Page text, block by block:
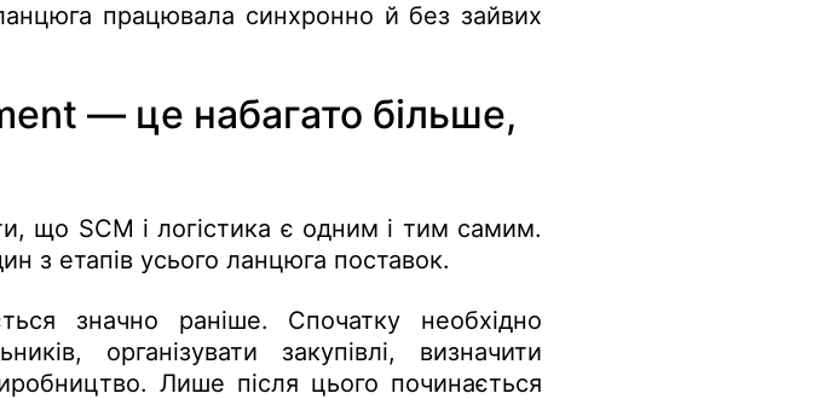
працювала синхронно й без зайвих
— це набагато більше,
що SCM ілогістика є одним і тим самим.
з етапів усього ланцюга поставок.
значно раніше. Спочатку необхідно
організувати закупівлі, визначити
Лише після цього починається